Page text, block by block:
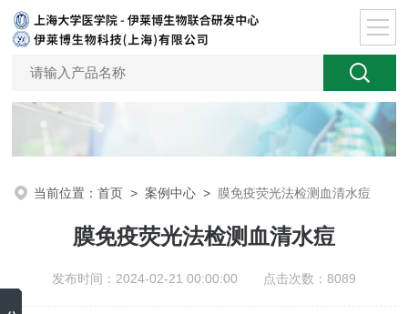
当前位置：首页 >案例中心 > 膜免疫荧光法检测血清水痘
膜免疫荧光法检测血清水痘
发布时间：2024-02-21 00:00:00 点击次数：8089